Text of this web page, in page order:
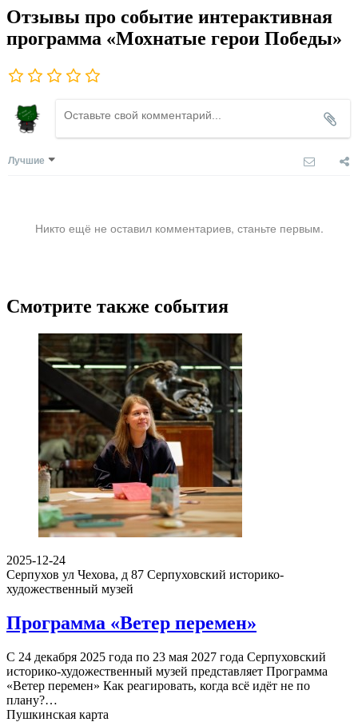
Отзывы про событие интерактивная
программа «Мохнатые герои Победы»
Лучшие
Никто ещё не оставил комментариев, станьте первым.
Смотрите также события
2025-12-24
Серпухов ул Чехова, д 87 Серпуховский историко-
художественный музей
Программа «Ветер перемен»
С 24 декабря 2025 года по 23 мая 2027 года Серпуховский
историко-художественный музей представляет Программа
«Ветер перемен» Как реагировать, когда всё идёт не по
плану?…
Пушкинская карта